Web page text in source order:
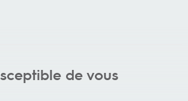
de vous